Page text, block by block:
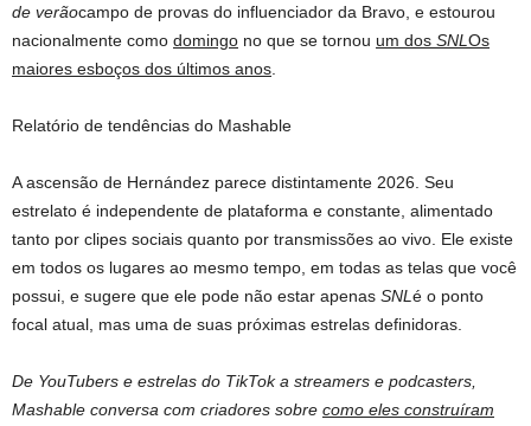
de verãocampo de provas do influenciador da Bravo, e estourou
nacionalmente como domingo no que se tornou um dos SNL Os
maiores esboços dos últimos anos
Relatório de tendências do Mashable
A ascensão de Hernández parece distintamente 2026. Seu
estrelato é independente de plataforma e constante, alimentado
tanto por clipes sociais quanto por transmissões ao vivo. Ele existe
em todos os lugares ao mesmo tempo, em todas as telas que você
possui, e sugere que ele pode não estar apenas SNL é o ponto
focal atual, mas uma de suas próximas estrelas definidoras.
De YouTubers e estrelas do TikTok a streamers e podcasters,
Mashable conversa com criadores sobre como eles construíram